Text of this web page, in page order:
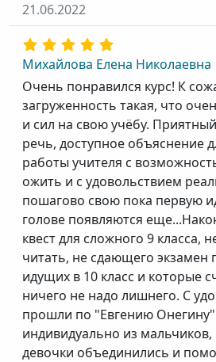
21.06.2022
Михайлова Елена Николаевна
Очень понравился курс! К
загруженность такая, что
и сил на свою учёбу.
речь, доступное объяснение
работы учителя с
ожить и с удовольствием
пошагово свою пока первую
голове появляются
квест для сложного 9 класса,
читать, не сдающего экзамен
идущих в 10 класс и которые
ничего не надо лишнего. С
прошли по "Евгению
индивидуально из мальчиков,
девочки объединились и